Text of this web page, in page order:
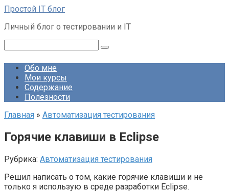
Перейти
контенту
Простой IT блог
Личный блог о тестировании и IT
Обо мне
Мои курсы
Содержание
Полезности
Главная » Автоматизация тестирования
Горячие клавиши в Eclipse
Рубрика: Автоматизация тестирования
Решил написать о том, какие горячие клавиши и не
только я использую в среде разработки Eclipse.